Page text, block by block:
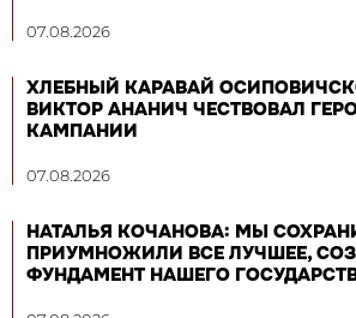
07.08.2026
ХЛЕБНЫЙ КАРАВАЙ
ВИКТОР АНАНИЧ ЧЕСТВОВАЛ
КАМПАНИИ
07.08.2026
НАТАЛЬЯ КОЧАНОВА: МЫ
ПРИУМНОЖИЛИ ВСЕ ЛУЧШЕЕ,
ФУНДАМЕНТ НАШЕГО